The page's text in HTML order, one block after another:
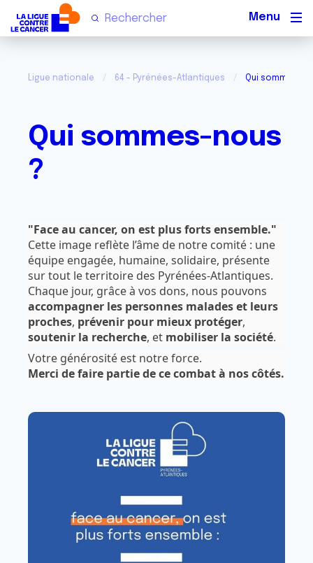
Ligue nationale 64 - Pyrénées-Atlantiques Qui sommes-
Qui sommes-nous
?
"Face au cancer, on est plus forts ensemble."
Cette image reflète l’âme de notre comité : une
équipe engagée, humaine, solidaire, présente
sur tout le territoire des Pyrénées-Atlantiques.
Chaque jour, grâce à vos dons, nous pouvons
accompagner les personnes malades et leurs
proches, prévenir pour mieux protéger,
soutenir la recherche, et mobiliser la société.
Votre générosité est notre force.
Merci de faire partie de ce combat à nos côtés.